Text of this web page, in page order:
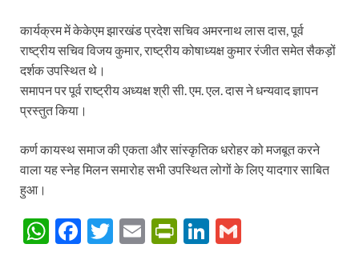
कार्यक्रम में केकेएम झारखंड प्रदेश सचिव अमरनाथ लास दास, पूर्व
राष्ट्रीय सचिव विजय कुमार, राष्ट्रीय कोषाध्यक्ष कुमार रंजीत समेत सैकड़ों
दर्शक उपस्थित थे।
समापन पर पूर्व राष्ट्रीय अध्यक्ष श्री सी. एम. एल. दास ने धन्यवाद ज्ञापन
प्रस्तुत किया।
कर्ण कायस्थ समाज की एकता और सांस्कृतिक धरोहर को मजबूत करने
वाला यह स्नेह मिलन समारोह सभी उपस्थित लोगों के लिए यादगार साबित
हुआ।
W F
T
E
P
Li